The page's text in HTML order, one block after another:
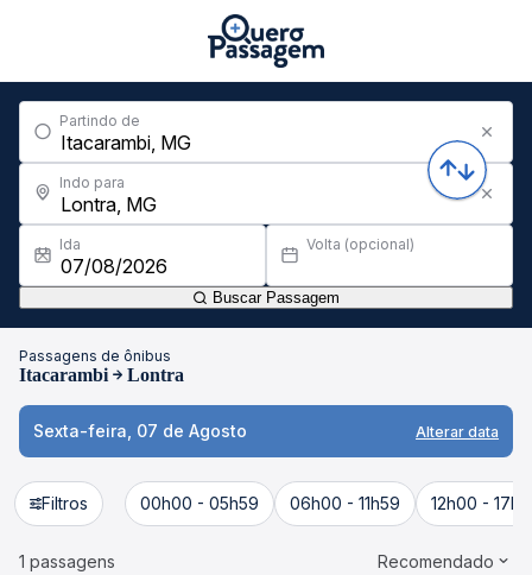
Partindo de
Indo para
Ida Volta (opcional)
Buscar Passagem
Passagens de ônibus
Itacarambi Lontra
Sexta-feira, 07 de Agosto Alterar data
Filtros 00h00 - 05h59 06h00 - 11h59 12h00 -
1 passagens Recomendado